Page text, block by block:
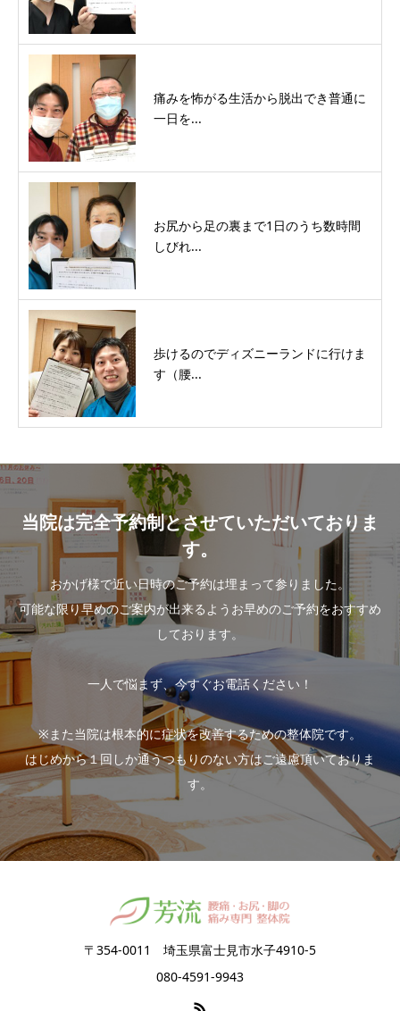
痛みを怖がる生活から脱出でき普通に
一日を...
お尻から足の裏まで1日のうち数時間
しびれ...
歩けるのでディズニーランドに行けま
す（腰...
当院は完全予約制とさせていただいておりま
す。
おかげ様で近い日時のご予約は埋まって参りました。
可能な限り早めのご案内が出来るようお早めのご予約をおすすめ
しております。
一人で悩まず、今すぐお電話ください！
※また当院は根本的に症状を改善するための整体院です。
はじめから１回しか通うつもりのない方はご遠慮頂いておりま
す。
〒354-0011 埼玉県富士見市水子4910-5
080-4591-9943